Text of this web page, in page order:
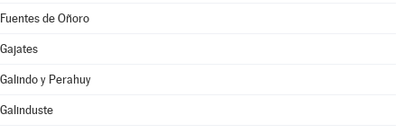
Fuentes de Oñoro
Gajates
Galindo y Perahuy
Galinduste